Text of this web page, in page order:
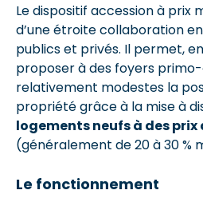
Le dispositif accession à prix
d’une étroite collaboration
publics et privés. Il permet,
proposer à des foyers
relativement modestes la
propriété grâce à la mise à
logements neufs à des
(généralement de 20 à 30 %
Le fonctionnement